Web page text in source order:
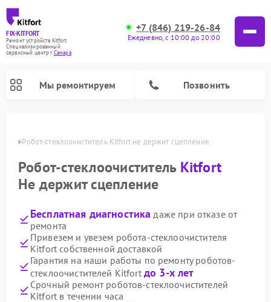
FIX-KITFORT
Ремонт устройств Kitfort
Специализированный
cервисный центр г.Самара
+7 (846) 219-26-84
Ежедневно, с 10:00 до 20:00
Мы ремонтируем Позвонить
Робот-стеклоочиститель Kitfort не держит сцепление
Робот-стеклоочиститель Kitfort
Не держит сцепление
Бесплатная диагностика даже при отказе от
ремонта
Привезем и увезем робота-стеклоочистителя
Kitfort собственной доставкой
Гарантия на наши работы по ремонту роботов-
стеклоочистителей Kitfort до 3-х лет
Срочный ремонт роботов-стеклоочистителей
Kitfort в течении часа